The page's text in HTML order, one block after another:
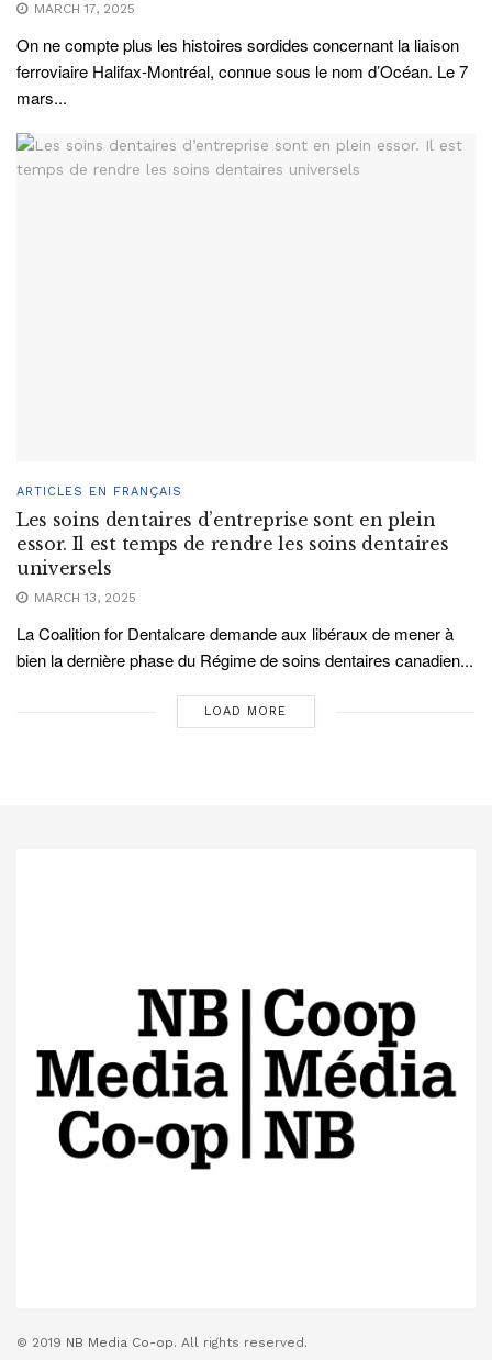
MARCH 17, 2025
On ne compte plus les histoires sordides concernant la liaison
ferroviaire Halifax-Montréal, connue sous le nom d’Océan. Le 7
mars...
ARTICLES EN FRANÇAIS
Les soins dentaires d’entreprise sont en plein
essor. Il est temps de rendre les soins dentaires
universels
MARCH 13, 2025
La Coalition for Dentalcare demande aux libéraux de mener à
bien la dernière phase du Régime de soins dentaires canadien...
LOAD MORE
© 2019 NB Media Co-op. All rights reserved.